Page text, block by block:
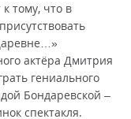
тому, что в
актёра Дмитрия
гениального
Бондаревской –
спектакля.